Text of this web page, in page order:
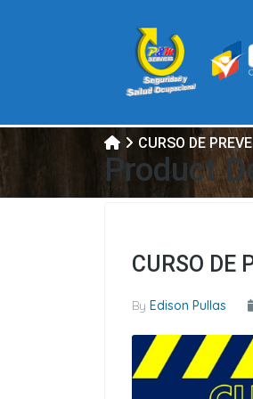
CURSO DE
Product
CURSO DE
By Edison Pullas